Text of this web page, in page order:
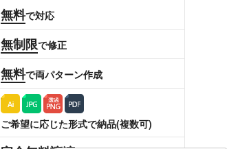
無料で対応
無制限で修正
無料で両パターン作成
ご希望に応じた形式で納品(複数可)